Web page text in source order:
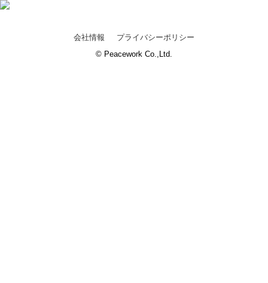
会社情報
プライバシーポリシー
© Peacework Co.,Ltd.